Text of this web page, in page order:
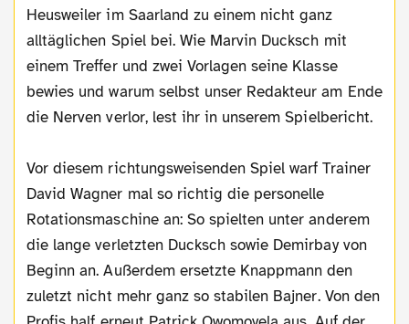
Heusweiler im Saarland zu einem nicht ganz
alltäglichen Spiel bei. Wie Marvin Ducksch mit
einem Treffer und zwei Vorlagen seine Klasse
bewies und warum selbst unser Redakteur am Ende
die Nerven verlor, lest ihr in unserem Spielbericht.
Vor diesem richtungsweisenden Spiel warf Trainer
David Wagner mal so richtig die personelle
Rotationsmaschine an: So spielten unter anderem
die lange verletzten Ducksch sowie Demirbay von
Beginn an. Außerdem ersetzte Knappmann den
zuletzt nicht mehr ganz so stabilen Bajner. Von den